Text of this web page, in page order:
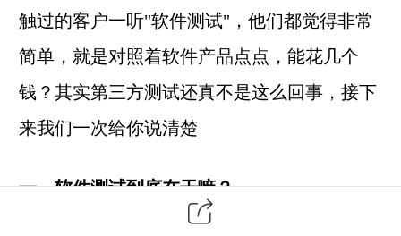
触过的客户一听"软件测试"，他们都觉得非常
简单，就是对照着软件产品点点，能花几个
钱？其实第三方测试还真不是这么回事，接下
来我们一次给你说清楚
一、软件测试到底在干嘛？